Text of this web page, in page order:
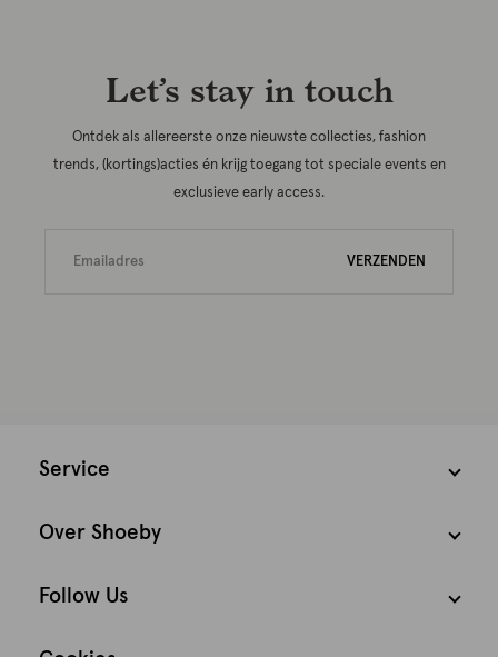
Let’s stay in touch
Ontdek als allereerste onze nieuwste collecties, fashion
trends, (kortings)acties én krijg toegang tot speciale events en
exclusieve early access.
VERZENDEN
Service
Over Shoeby
Follow Us